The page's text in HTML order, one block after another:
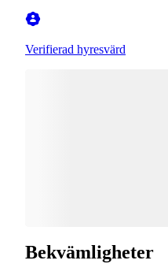
Verifierad hyresvärd
Bekvämligheter